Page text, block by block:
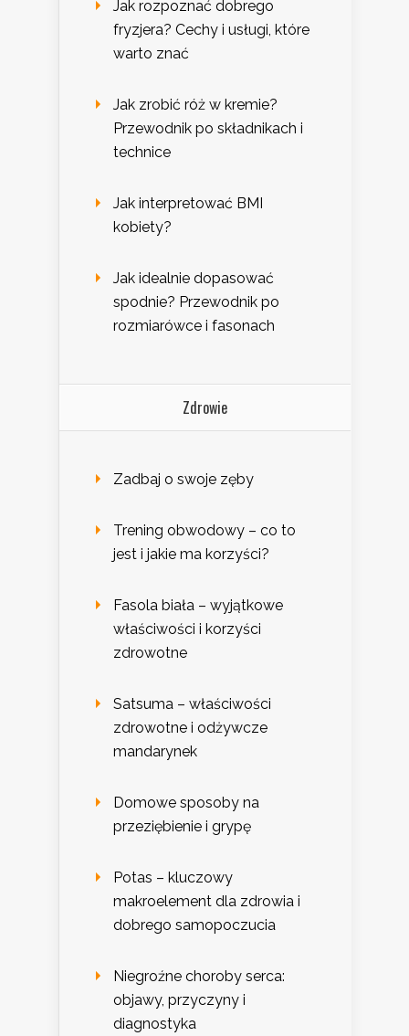
Jak rozpoznać dobrego
fryzjera? Cechy i usługi, które
warto znać
Jak zrobić róż w kremie?
Przewodnik po składnikach i
technice
Jak interpretować BMI
kobiety?
Jak idealnie dopasować
spodnie? Przewodnik po
rozmiarówce i fasonach
Zdrowie
Zadbaj o swoje zęby
Trening obwodowy – co to
jest i jakie ma korzyści?
Fasola biała – wyjątkowe
właściwości i korzyści
zdrowotne
Satsuma – właściwości
zdrowotne i odżywcze
mandarynek
Domowe sposoby na
przeziębienie i grypę
Potas – kluczowy
makroelement dla zdrowia i
dobrego samopoczucia
Niegroźne choroby serca:
objawy, przyczyny i
diagnostyka